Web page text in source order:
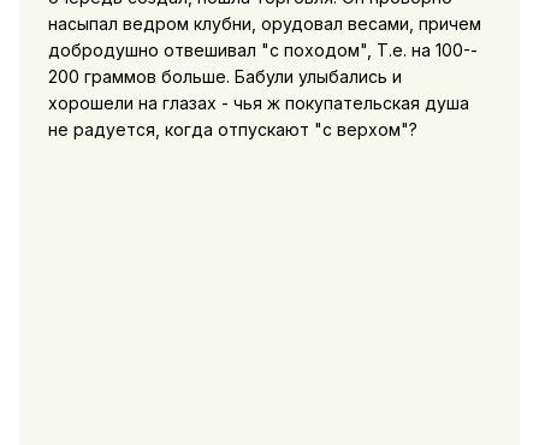
насыпал ведром клубни, орудовал весами, причем
добродушно отвешивал "с походом", Т.е. на 100-­
200 гpaммов больше. Бабули улыбались и
хорошели на глазах - чья ж покупательская душа
не радуется, когда отпускают "с верхом"?